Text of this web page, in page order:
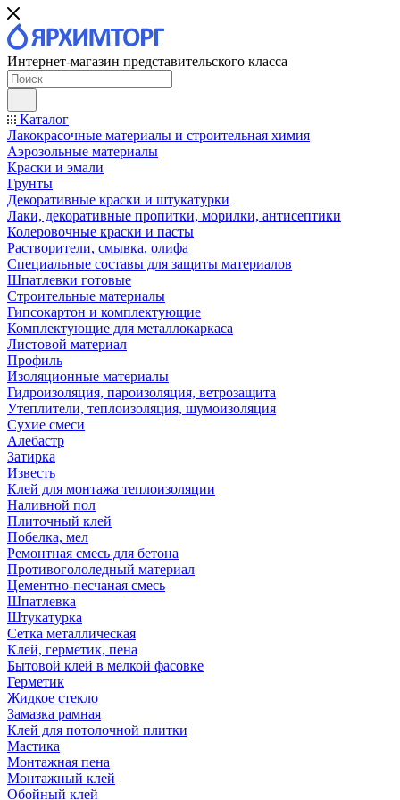
Интернет-магазин представительского класса
Каталог
Лакокрасочные материалы и строительная химия
Аэрозольные материалы
Краски и эмали
Грунты
Декоративные краски и штукатурки
Лаки, декоративные пропитки, морилки, антисептики
Колеровочные краски и пасты
Растворители, смывка, олифа
Специальные составы для защиты материалов
Шпатлевки готовые
Строительные материалы
Гипсокартон и комплектующие
Комплектующие для металлокаркаса
Листовой материал
Профиль
Изоляционные материалы
Гидроизоляция, пароизоляция, ветрозащита
Утеплители, теплоизоляция, шумоизоляция
Сухие смеси
Алебастр
Затирка
Известь
Клей для монтажа теплоизоляции
Наливной пол
Плиточный клей
Побелка, мел
Ремонтная смесь для бетона
Противогололедный материал
Цементно-песчаная смесь
Шпатлевка
Штукатурка
Сетка металлическая
Клей, герметик, пена
Бытовой клей в мелкой фасовке
Герметик
Жидкое стекло
Замазка рамная
Клей для потолочной плитки
Мастика
Монтажная пена
Монтажный клей
Обойный клей